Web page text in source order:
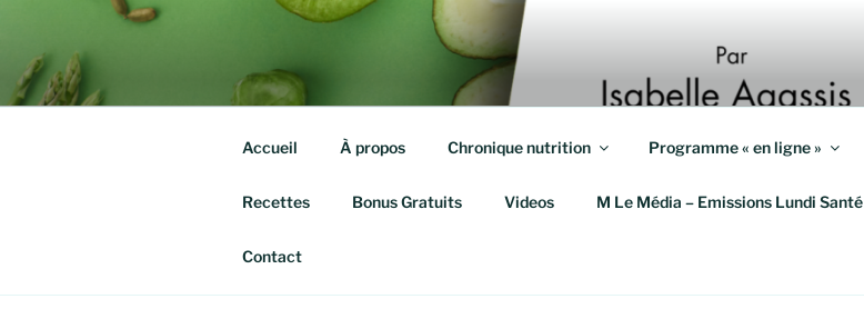
contenu
principal
QUITTE TES KILOS
Isabelle agassis – Nutrithérapeute et Coach en Mieux-Être
Accueil À propos Chronique nutrition Programme « en ligne »
Recettes Bonus Gratuits Videos M Le Média – Emissions Lundi Santé
Contact